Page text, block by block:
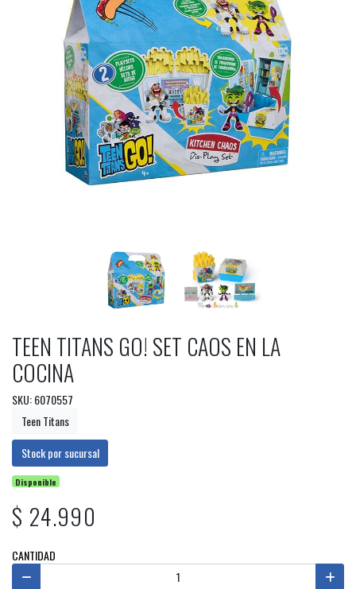
TEEN TITANS GO! SET CAOS EN LA
COCINA
SKU: 6070557
Teen Titans
Stock por sucursal
Disponible
$ 24.990
CANTIDAD